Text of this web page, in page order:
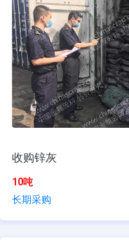
收购锌灰
10吨
长期采购